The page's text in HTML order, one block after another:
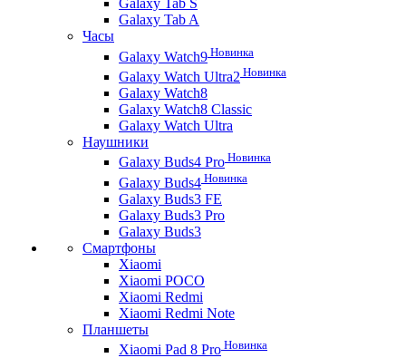
Galaxy Tab S
Galaxy Tab A
Часы
Galaxy Watch9 Новинка
Galaxy Watch Ultra2 Новинка
Galaxy Watch8
Galaxy Watch8 Classic
Galaxy Watch Ultra
Наушники
Galaxy Buds4 Pro Новинка
Galaxy Buds4 Новинка
Galaxy Buds3 FE
Galaxy Buds3 Pro
Galaxy Buds3
Смартфоны
Xiaomi
Xiaomi POCO
Xiaomi Redmi
Xiaomi Redmi Note
Планшеты
Xiaomi Pad 8 Pro Новинка